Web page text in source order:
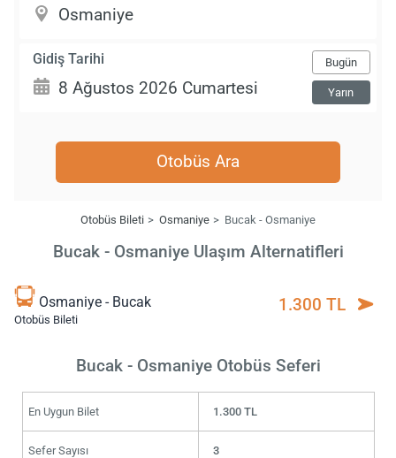
Gidiş Tarihi Bugün
Yarın
Otobüs Ara
Otobüs Bileti Osmaniye Bucak - Osmaniye
Bucak - Osmaniye Ulaşım Alternatifleri
Osmaniye - Bucak
Otobüs Bileti
1.300 TL
Bucak - Osmaniye Otobüs Seferi
En Uygun Bilet 1.300 TL
Sefer Sayısı 3